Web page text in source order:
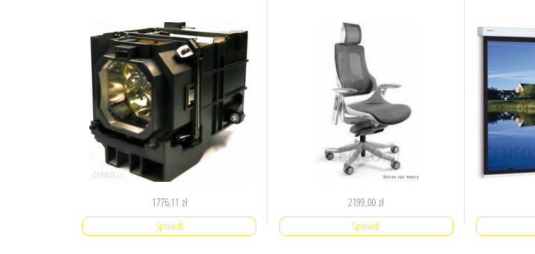
1776,11 zł
Sprawdź
2199,00 zł
Sprawdź